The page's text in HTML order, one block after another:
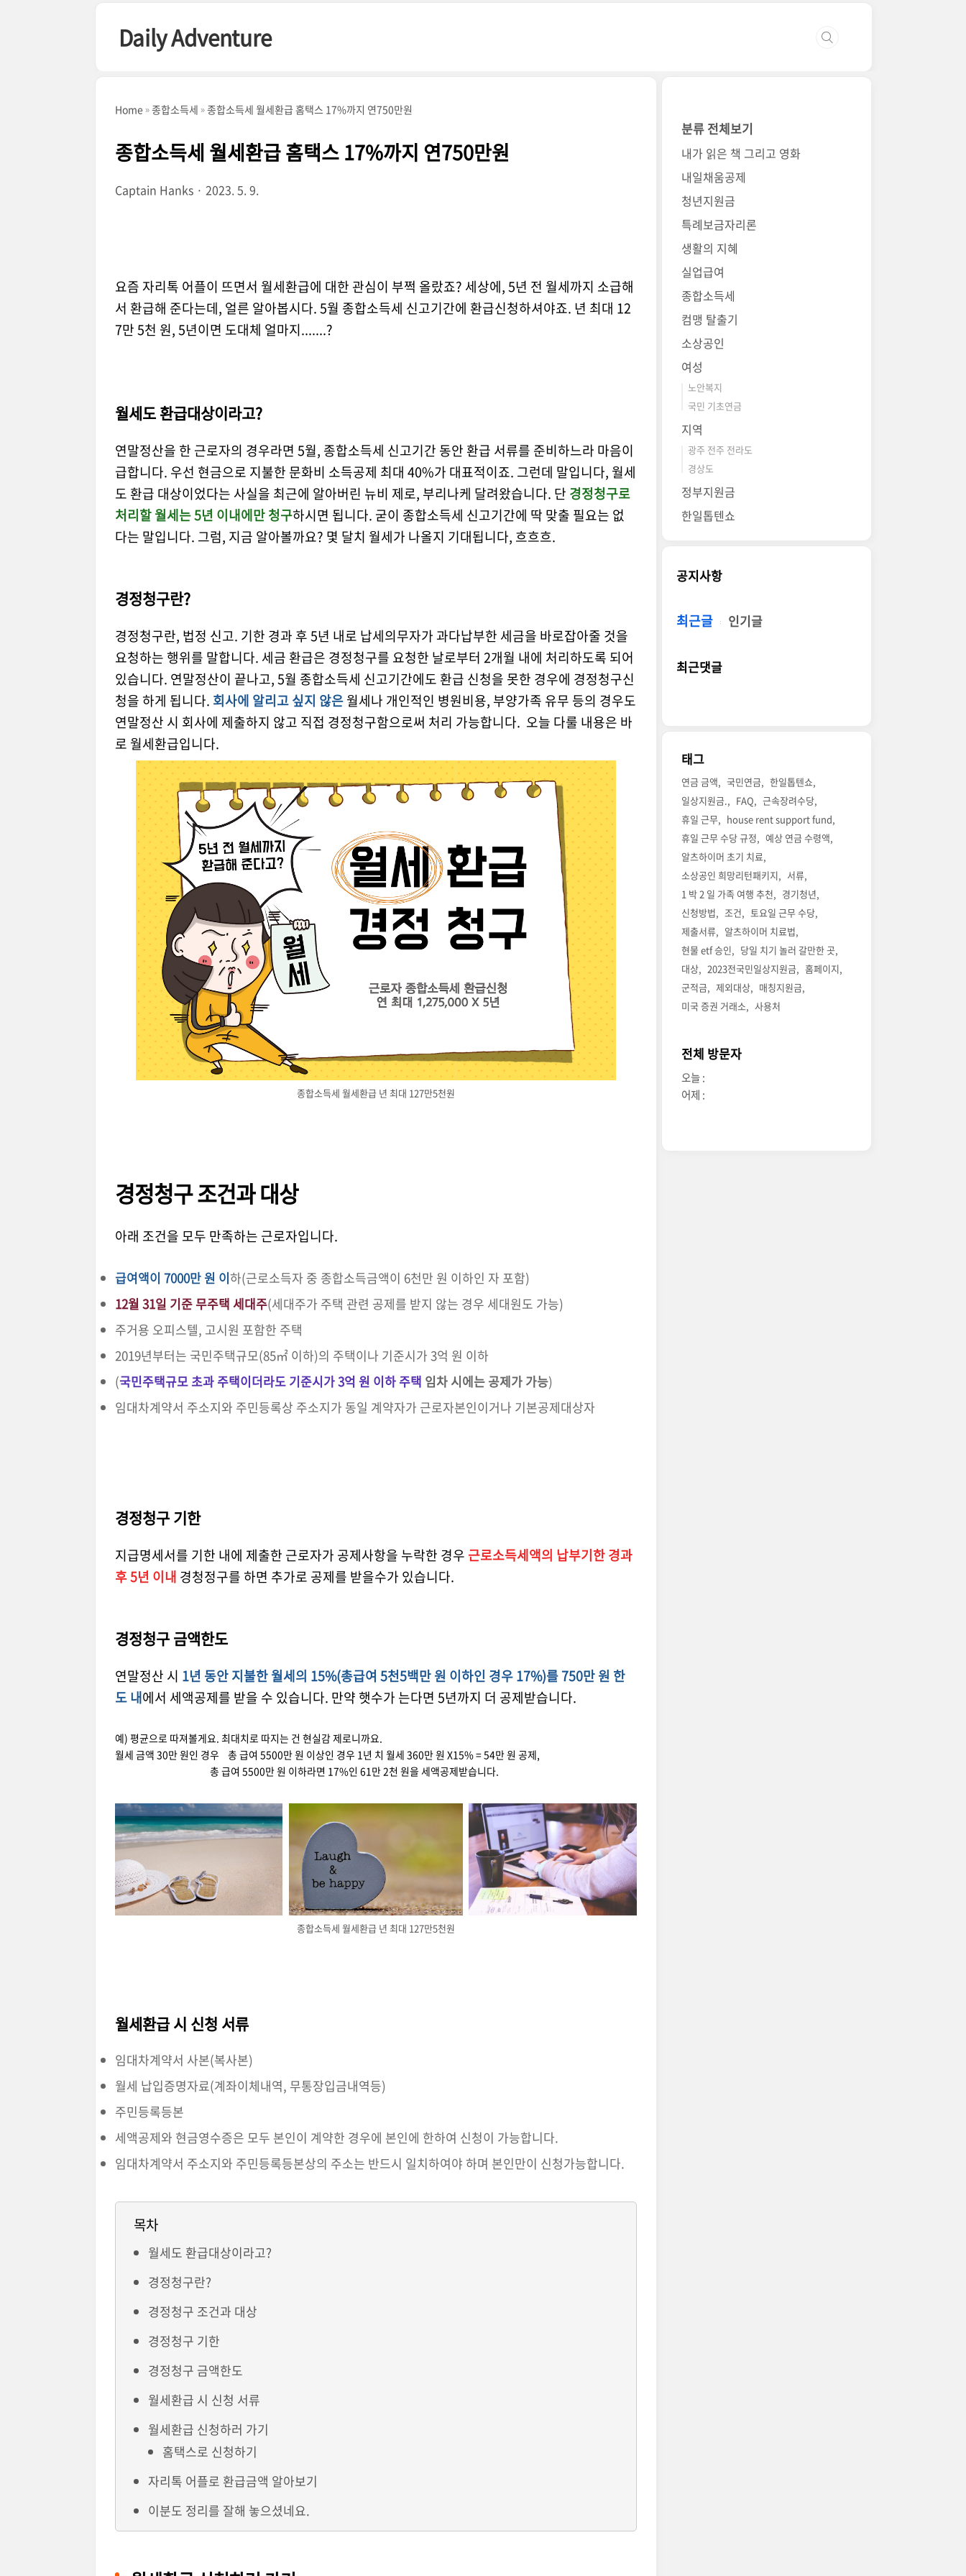
Daily Adventure
Home 종합소득세 종합소득세 월세환급 홈택스 17%까지 연750만원
종합소득세 월세환급 홈택스 17%까지 연750만원
Captain Hanks 2023. 5. 9.
요즘 자리톡 어플이 뜨면서 월세환급에 대한 관심이 부쩍 올랐죠? 세상에, 5년 전 월세까지 소급해
서 환급해 준다는데, 얼른 알아봅시다. 5월 종합소득세 신고기간에 환급신청하셔야죠. 년 최대 12
7만 5천 원, 5년이면 도대체 얼마지.......?
월세도 환급대상이라고?
연말정산을 한 근로자의 경우라면 5월, 종합소득세 신고기간 동안 환급 서류를 준비하느라 마음이
급합니다. 우선 현금으로 지불한 문화비 소득공제 최대 40%가 대표적이죠. 그런데 말입니다, 월세
도 환급 대상이었다는 사실을 최근에 알아버린 뉴비 제로, 부리나케 달려왔습니다. 단 경정청구로
처리할 월세는 5년 이내에만 청구하시면 됩니다. 굳이 종합소득세 신고기간에 딱 맞출 필요는 없
다는 말입니다. 그럼, 지금 알아볼까요? 몇 달치 월세가 나올지 기대됩니다, 흐흐흐.
경정청구란?
경정청구란, 법정 신고. 기한 경과 후 5년 내로 납세의무자가 과다납부한 세금을 바로잡아줄 것을
요청하는 행위를 말합니다. 세금 환급은 경정청구를 요청한 날로부터 2개월 내에 처리하도록 되어
있습니다. 연말정산이 끝나고, 5월 종합소득세 신고기간에도 환급 신청을 못한 경우에 경정청구신
청을 하게 됩니다. 회사에 알리고 싶지 않은월세나 개인적인 병원비용, 부양가족 유무 등의 경우도
연말정산 시 회사에 제출하지 않고 직접 경정청구함으로써 처리 가능합니다. ​ 오늘 다룰 내용은 바
로 월세환급입니다.
종합소득세 월세환급 년 최대 127만5천원
경정청구 조건과 대상
아래 조건을 모두 만족하는 근로자입니다.
급여액이 7000만 원 이하(근로소득자 중 종합소득금액이 6천만 원 이하인 자 포함)
12월 31일 기준 무주택 세대주(세대주가 주택 관련 공제를 받지 않는 경우 세대원도 가능)
주거용 오피스텔, 고시원 포함한 주택
2019년부터는 국민주택규모(85㎡ 이하)의 주택이나 기준시가 3억 원 이하
(국민주택규모 초과 주택이더라도 기준시가 3억 원 이하 주택 임차 시에는 공제가 가능)
임대차계약서 주소지와 주민등록상 주소지가 동일 계약자가 근로자본인이거나 기본공제대상자
경정청구 기한
지급명세서를 기한 내에 제출한 근로자가 공제사항을 누락한 경우 근로소득세액의 납부기한 경과
후 5년 이내 경청정구를 하면 추가로 공제를 받을수가 있습니다.
경정청구 금액한도
연말정산 시 1년 동안 지불한 월세의 15%(총급여 5천5백만 원 이하인 경우 17%)를 750만 원 한
도 내에서 세액공제를 받을 수 있습니다. 만약 햇수가 는다면 5년까지 더 공제받습니다.
예) 평균으로 따져볼게요. 최대치로 따지는 건 현실감 제로니까요.
월세 금액 30만 원인 경우 총 급여 5500만 원 이상인 경우 1년 치 월세 360만 원 X15% = 54만 원 공제,
총 급여 5500만 원 이하라면 17%인 61만 2천 원을 세액공제받습니다.
종합소득세 월세환급 년 최대 127만5천원
월세환급 시 신청 서류
임대차계약서 사본(복사본)
월세 납입증명자료(계좌이체내역, 무통장입금내역등)
주민등록등본
세액공제와 현금영수증은 모두 본인이 계약한 경우에 본인에 한하여 신청이 가능합니다.
임대차계약서 주소지와 주민등록등본상의 주소는 반드시 일치하여야 하며 본인만이 신청가능합니다.
목차
월세도 환급대상이라고?
경정청구란?
경정청구 조건과 대상
경정청구 기한
경정청구 금액한도
월세환급 시 신청 서류
월세환급 신청하러 가기
홈택스로 신청하기
자리톡 어플로 환급금액 알아보기
이분도 정리를 잘해 놓으셨네요.
분류 전체보기
내가 읽은 책 그리고 영화
내일채움공제
청년지원금
특례보금자리론
생활의 지혜
실업급여
종합소득세
컴맹 탈출기
소상공인
여성
노안복지
국민 기초연금
지역
광주 전주 전라도
경상도
정부지원금
한일톱텐쇼
공지사항
최근글 인기글
최근댓글
태그
연금 금액 국민연금
한일톱텐쇼
일상지원금.
FAQ
근속장려수당
휴일 근무
house rent support fund
휴일 근무 수당 규정
예상 연금 수령액
알츠하이머 초기 치료
소상공인 희망리턴패키지
서류
1 박 2 일 가족 여행 추천
경기청년
신청방법
조건
토요일 근무 수당
제출서류
알츠하이머 치료법
현물 etf 승인
당일 치기 놀러 갈만한 곳
대상
2023전국민일상지원금
홈페이지
군적금
제외대상
매칭지원금
미국 증권 거래소
사용처
전체 방문자
오늘 :
어제 :